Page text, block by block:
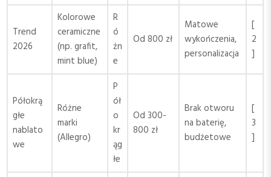
Trend
2026
Kolorowe
ceramiczne
(np. grafit,
mint blue)
R
ó
żn
e
Od 800 zł
Matowe
wykończenia,
personalizacja
[
2
]
Półokrą
głe
nablato
we
Różne
marki
(Allegro)
P
ół
o
kr
ąg
łe
Od 300-
800 zł
Brak otworu
na baterię,
budżetowe
[
3
]